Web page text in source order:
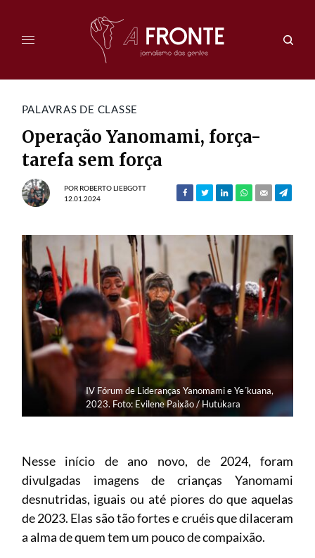
PALAVRAS DE CLASSE
Operação Yanomami, força-
tarefa sem força
POR ROBERTO LIEBGOTT
12.01.2024
IV Fórum de Lideranças Yanomami e Ye´kuana,
2023. Foto: Evilene Paixão / Hutukara
Nesse início de ano novo, de 2024, foram
divulgadas imagens de crianças Yanomami
desnutridas, iguais ou até piores do que aquelas
de 2023. Elas são tão fortes e cruéis que dilaceram
a alma de quem tem um pouco de compaixão.